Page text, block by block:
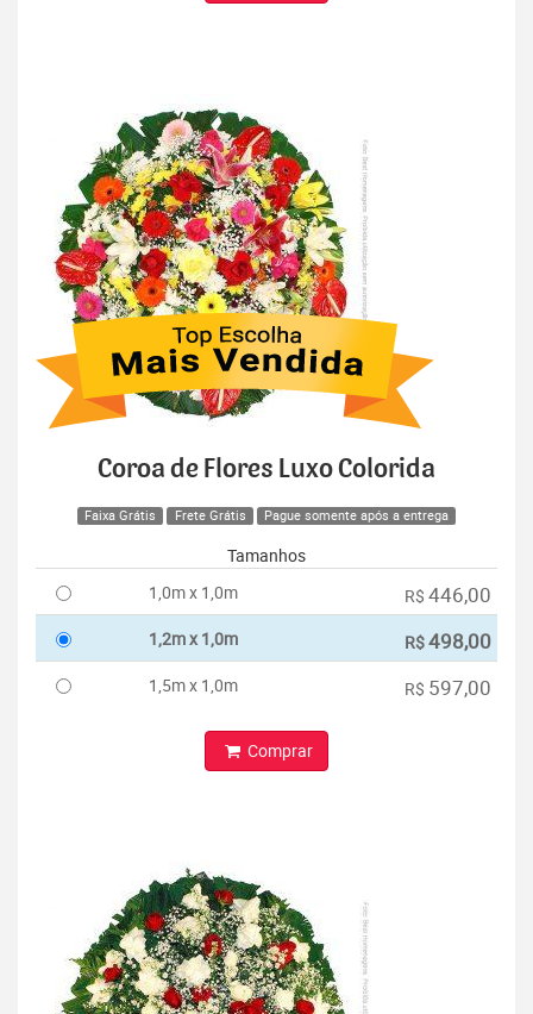
Coroa de Flores Luxo Colorida
Faixa Grátis Frete Grátis Pague somente após a entrega
Tamanhos
1,0m x 1,0m
R$ 446,00
1,2m x 1,0m R$498,00
1,5m x 1,0m R$ 597,00
Comprar